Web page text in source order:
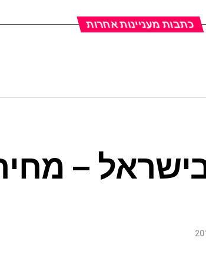
כתבות מעניינות אחרות